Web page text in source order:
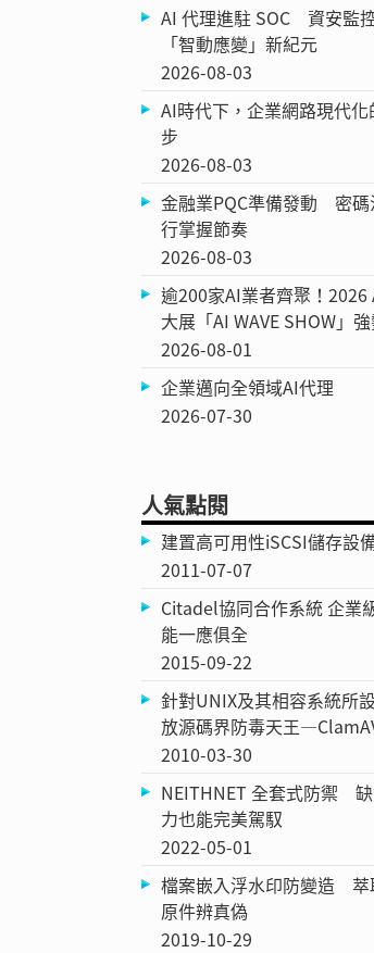
AI 代理進駐 SOC 資安監
「智動應變」新紀元
2026-08-03
AI時代下，企業網路現代
步
2026-08-03
金融業PQC準備發動 密碼
行掌握節奏
2026-08-03
逾200家AI業者齊聚！2026
大展「AI WAVE SHOW」
2026-08-01
企業邁向全領域AI代理
2026-07-30
人氣點閱
建置高可用性iSCSI儲存設備
2011-07-07
Citadel協同合作系統 企業
能一應俱全
2015-09-22
針對UNIX及其相容系統所
放源碼界防毒天王
2010-03-30
NEITHNET 全套式防禦 缺
力也能完美駕馭
2022-05-01
檔案嵌入浮水印防變造 萃
原件辨真偽
2019-10-29